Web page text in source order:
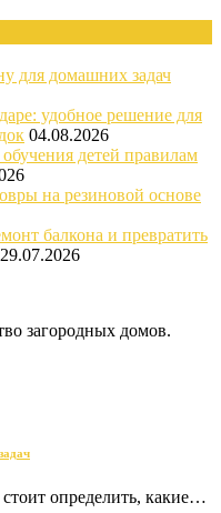
для домашних задач
удобное решение для
04.08.2026
детей правилам
на резиновой основе
балкона и превратить
29.07.2026
загородных домов.
определить, какие…